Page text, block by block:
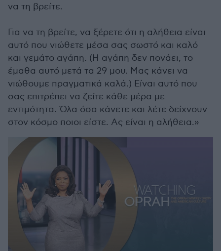
να τη βρείτε.
Για να τη βρείτε, να ξέρετε ότι η αλήθεια είναι
αυτό που νιώθετε μέσα σας σωστό και καλό
και γεμάτο αγάπη. (Η αγάπη δεν πονάει, το
έμαθα αυτό μετά τα 29 μου. Μας κάνει να
νιώθουμε πραγματικά καλά.) Είναι αυτό που
σας επιτρέπει να ζείτε κάθε μέρα με
εντιμότητα. Όλα όσα κάνετε και λέτε δείχνουν
στον κόσμο ποιοι είστε. Ας είναι η αλήθεια.»